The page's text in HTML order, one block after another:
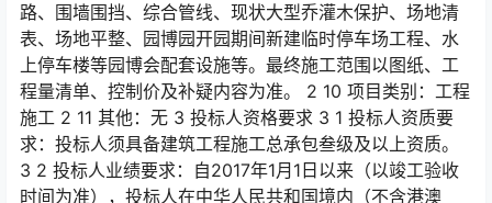
路、围墙围挡、综合管线、现状大型乔灌木保护、场地清
表、场地平整、园博园开园期间新建临时停车场工程、水
上停车楼等园博会配套设施等。最终施工范围以图纸、工
程量清单、控制价及补疑内容为准。 2 10 项目类别：工程
施工 2 11 其他：无 3 投标人资格要求 3 1 投标人资质要
求：投标人须具备建筑工程施工总承包叁级及以上资质。
3 2 投标人业绩要求：自2017年1月1日以来（以竣工验收
时间为准），投标人在中华人民共和国境内（不含港澳